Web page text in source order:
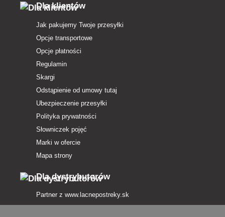
Dla klientów
Jak pakujemy Twoje przesyłki
Opcje transportowe
Opcje płatności
Regulamin
Skargi
Odstąpienie od umowy tutaj
Ubezpieczenie przesyłki
Polityka prywatności
Słowniczek pojęć
Marki w ofercie
Mapa strony
Dla dystrybutorów
Partner z www.lacnepostreky.sk